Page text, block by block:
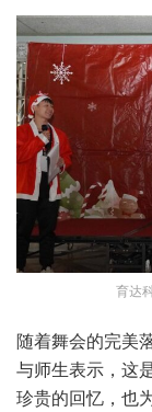
育达
随着舞会的完美
与师生表示，这
珍贵的回忆，也